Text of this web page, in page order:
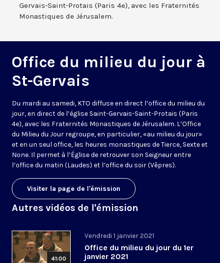
Gervais-Saint-Protais (Paris 4e), avec les Fraternités
Monastiques de Jérusalem.
Office du milieu du jour à
St-Gervais
Du mardi au samedi, KTO diffuse en direct l’office du milieu du
jour, en direct de l’église Saint-Gervais-Saint-Protais (Paris
4e), avec les Fraternités Monastiques de Jérusalem. L’Office
du Milieu du Jour regroupe, en particulier, «au milieu du jour»
et en un seul office, les heures monastiques de Tierce, Sexte et
None. Il permet à l’Église de retrouver son Seigneur entre
l’office du matin (Laudes) et l’office du soir (Vêpres).
Visiter la page de l'émission
Autres vidéos de l'émission
41:00
Vendredi 1 janvier 2021
Office du milieu du jour du 1er
janvier 2021